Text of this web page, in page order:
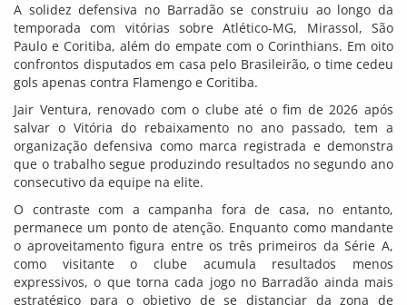
A solidez defensiva no Barradão se construiu ao longo da
temporada com vitórias sobre Atlético-MG, Mirassol, São
Paulo e Coritiba, além do empate com o Corinthians. Em oito
confrontos disputados em casa pelo Brasileirão, o time cedeu
gols apenas contra Flamengo e Coritiba.
Jair Ventura, renovado com o clube até o fim de 2026 após
salvar o Vitória do rebaixamento no ano passado, tem a
organização defensiva como marca registrada e demonstra
que o trabalho segue produzindo resultados no segundo ano
consecutivo da equipe na elite.
O contraste com a campanha fora de casa, no entanto,
permanece um ponto de atenção. Enquanto como mandante
o aproveitamento figura entre os três primeiros da Série A,
como visitante o clube acumula resultados menos
expressivos, o que torna cada jogo no Barradão ainda mais
estratégico para o objetivo de se distanciar da zona de